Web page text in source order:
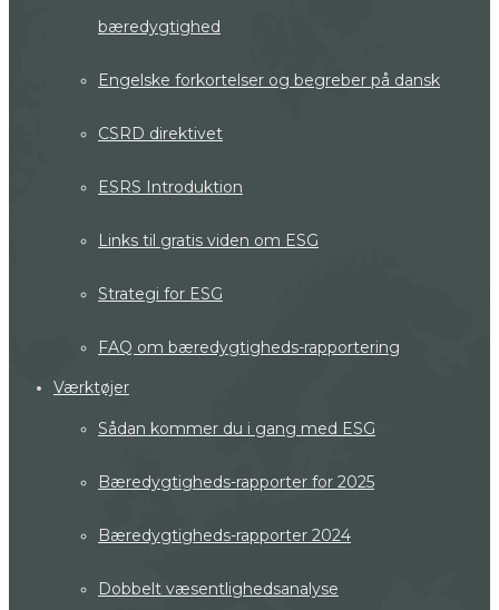
bæredygtighed
Engelske forkortelser og begreber på dansk
CSRD direktivet
ESRS Introduktion
Links til gratis viden om ESG
Strategi for ESG
FAQ om bæredygtigheds-rapportering
Værktøjer
Sådan kommer du i gang med ESG
Bæredygtigheds-rapporter for 2025
Bæredygtigheds-rapporter 2024
Dobbelt væsentlighedsanalyse